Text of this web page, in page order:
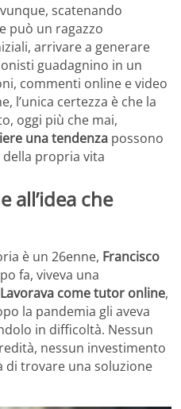
scatenando
può un ragazzo
arrivare a generare
guadagnino in un
commenti online e video
l’unica certezza è che la
oggi più che mai,
una tendenza possono
della propria vita
all’idea che
è un 26enne, Francisco
fa, viveva una
come tutor online,
la pandemia gli aveva
in difficoltà. Nessun
nessun investimento
di trovare una soluzione